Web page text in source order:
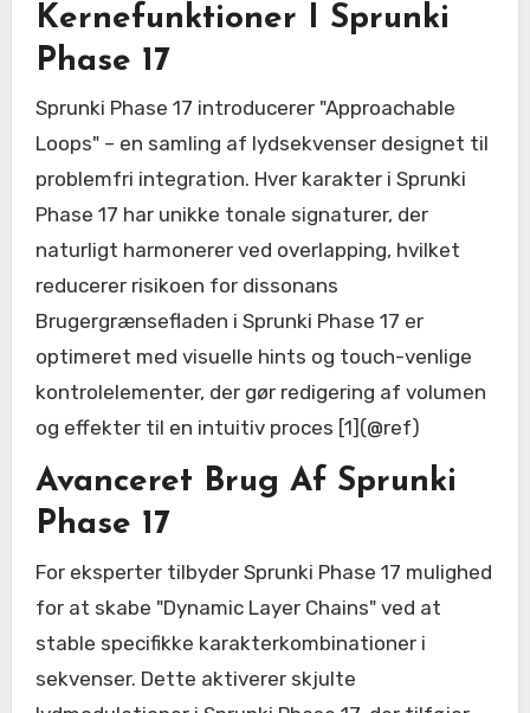
Kernefunktioner I Sprunki
Phase 17
Sprunki Phase 17 introducerer "Approachable
Loops" – en samling af lydsekvenser designet til
problemfri integration. Hver karakter i Sprunki
Phase 17 har unikke tonale signaturer, der
naturligt harmonerer ved overlapping, hvilket
reducerer risikoen for dissonans
Brugergrænsefladen i Sprunki Phase 17 er
optimeret med visuelle hints og touch-venlige
kontrolelementer, der gør redigering af volumen
og effekter til en intuitiv proces [1](@ref)
Avanceret Brug Af Sprunki
Phase 17
For eksperter tilbyder Sprunki Phase 17 mulighed
for at skabe "Dynamic Layer Chains" ved at
stable specifikke karakterkombinationer i
sekvenser. Dette aktiverer skjulte